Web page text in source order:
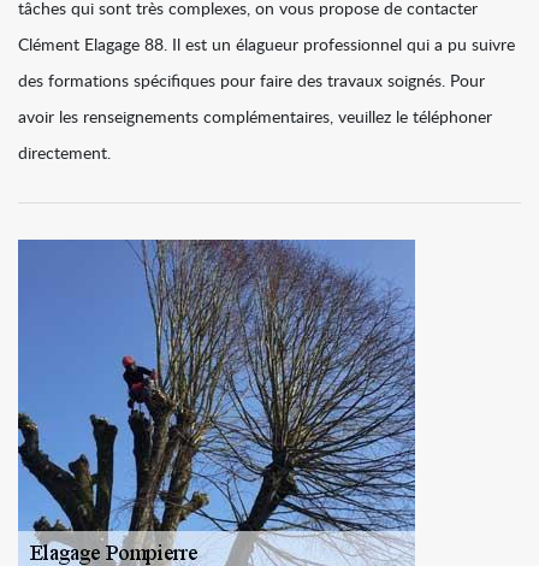
tâches qui sont très complexes, on vous propose de contacter
Clément Elagage 88. Il est un élagueur professionnel qui a pu suivre
des formations spécifiques pour faire des travaux soignés. Pour
avoir les renseignements complémentaires, veuillez le téléphoner
directement.